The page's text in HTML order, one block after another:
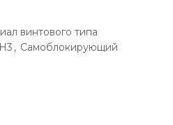
винтового типа
, Самоблокирующий